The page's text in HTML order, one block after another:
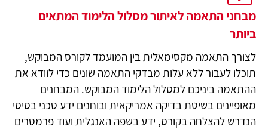
מבחני התאמה לאיתור מסלול הלימוד המתאים
ביותר
לצורך התאמה מקסימאלית בין המועמד לקורס המבוקש,
תוכלו לעבור ללא עלות מבדקי התאמה שונים כדי לוודא את
ההתאמה ביניכם למסלול הלימוד המבוקש. המבחנים
מאופיינים בשיטת בדיקה אמריקאית ובוחנים ידע טכני בסיסי
הנדרש להצלחה בקורס, ידע בשפה האנגלית ועוד פרמטרים